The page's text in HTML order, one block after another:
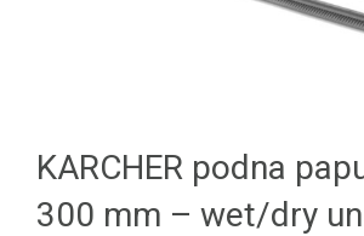
KARCHER podna
300 mm – wet/dry